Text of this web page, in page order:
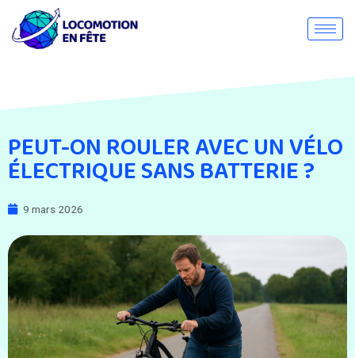
PEUT-ON ROULER AVEC UN VÉLO
ÉLECTRIQUE SANS BATTERIE ?
9 mars 2026